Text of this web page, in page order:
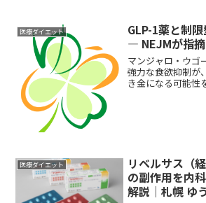
医療ダイエット
GLP-1薬と制
― NEJMが指
マンジャロ・ウゴ
強力な食欲抑制が
き金になる可能性
医療ダイエット
リベルサス（
の副作用を内
解説｜札幌 ゆ